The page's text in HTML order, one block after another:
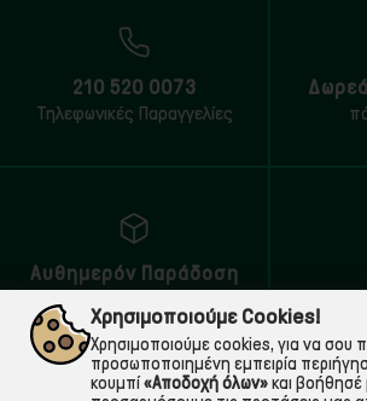
210 520 0073
Τηλεφωνικές Παραγγελίες
Αυθημερόν Παράδοση
Χρησιμοποιούμε Cookies!
Χρησιμοποιούμε cookies, για να σου
προσωποποιημένη εμπειρία
κουμπί«Αποδοχή όλων»και βοήθησέ